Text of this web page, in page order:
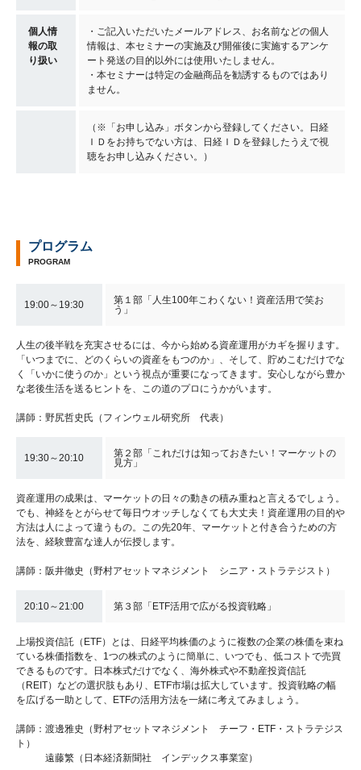
個人情
報の取
り扱い
・ご記入いただいたメールアドレス、お名前などの個人
情報は、本セミナーの実施及び開催後に実施するアンケ
ート発送の目的以外には使用いたしません。
・本セミナーは特定の金融商品を勧誘するものではあり
ません。
（※「お申し込み」ボタンから登録してください。日経
ＩＤをお持ちでない方は、日経ＩＤを登録したうえで視
聴をお申し込みください。）
プログラム
PROGRAM
19:00～19:30
第１部「人生100年こわくない！資産活用で笑お
う」
人生の後半戦を充実させるには、今から始める資産運用がカギを握ります。
「いつまでに、どのくらいの資産をもつのか」、そして、貯めこむだけでな
く「いかに使うのか」という視点が重要になってきます。安心しながら豊か
な老後生活を送るヒントを、この道のプロにうかがいます。
講師：野尻哲史氏（フィンウェル研究所 代表）
19:30～20:10
第２部「これだけは知っておきたい！マーケットの
見方」
資産運用の成果は、マーケットの日々の動きの積み重ねと言えるでしょう。
でも、神経をとがらせて毎日ウオッチしなくても大丈夫！資産運用の目的や
方法は人によって違うもの。この先20年、マーケットと付き合うための方
法を、経験豊富な達人が伝授します。
講師：阪井徹史（野村アセットマネジメント シニア・ストラテジスト）
20:10～21:00 第３部「ETF活用で広がる投資戦略」
上場投資信託（ETF）とは、日経平均株価のように複数の企業の株価を束ね
ている株価指数を、1つの株式のように簡単に、いつでも、低コストで売買
できるものです。日本株式だけでなく、海外株式や不動産投資信託
（REIT）などの選択肢もあり、ETF市場は拡大しています。投資戦略の幅
を広げる一助として、ETFの活用方法を一緒に考えてみましょう。
講師：渡邊雅史（野村アセットマネジメント チーフ・ETF・ストラテジス
ト）
遠藤繁（日本経済新聞社 インデックス事業室）